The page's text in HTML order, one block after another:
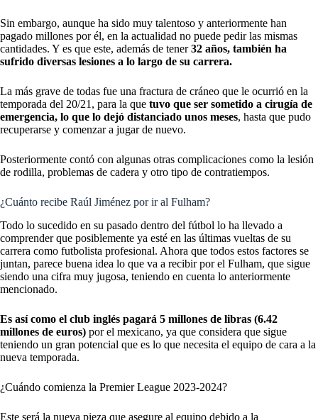
Sin embargo, aunque ha sido muy talentoso y anteriormente han
pagado millones por él, en la actualidad no puede pedir las mismas
cantidades. Y es que este, además de tener32 años, también ha
sufrido diversas lesiones a lo largo de su carrera.
La más grave de todas fue una fractura de cráneo que le ocurrió en la
temporada del 20/21, para la que tuvo que ser sometido a cirugía de
emergencia, lo que lo dejó distanciado unos meses, hasta que pudo
recuperarse y comenzar a jugar de nuevo.
Posteriormente contó con algunas otras complicaciones como la lesión
de rodilla, problemas de cadera y otro tipo de contratiempos.
¿Cuánto recibe Raúl Jiménez por ir al Fulham?
Todo lo sucedido en su pasado dentro del fútbol lo ha llevado a
comprender que posiblemente ya esté en las últimas vueltas de su
carrera como futbolista profesional. Ahora que todos estos factores se
juntan, parece buena idea lo que va a recibir por el Fulham, que sigue
siendo una cifra muy jugosa, teniendo en cuenta lo anteriormente
mencionado.
Es así como el club inglés pagará 5 millones de libras (6.42
millones de euros) por el mexicano, ya que considera que sigue
teniendo un gran potencial que es lo que necesita el equipo de cara a la
nueva temporada.
¿Cuándo comienza la Premier League 2023-2024?
Este será la nueva pieza que asegure al equipo debido a la